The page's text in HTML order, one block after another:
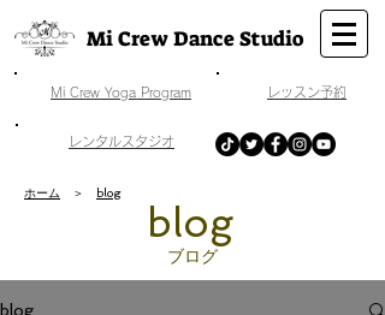
Mi Crew Dance Studio
​Mi Crew Yoga Program ​レッスン予約
​レンタルスタジオ
ホーム ＞ blog
​blog
​ブログ
blog